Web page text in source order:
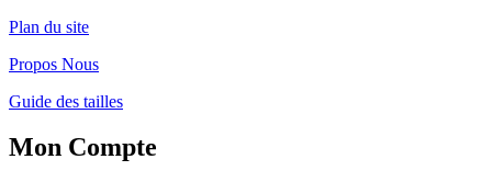
Plan du site
Propos Nous
Guide des tailles
Mon Compte